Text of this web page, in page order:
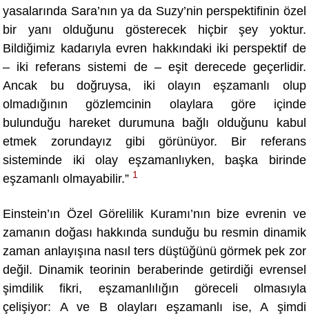
yasalarında Sara’nın ya da Suzy’nin perspektifinin özel
bir yanı olduğunu gösterecek hiçbir şey yoktur.
Bildiğimiz kadarıyla evren hakkındaki iki perspektif de
– iki referans sistemi de – eşit derecede geçerlidir.
Ancak bu doğruysa, iki olayın eşzamanlı olup
olmadığının gözlemcinin olaylara göre içinde
bulunduğu hareket durumuna bağlı olduğunu kabul
etmek zorundayız gibi görünüyor. Bir referans
sisteminde iki olay eşzamanlıyken, başka birinde
eşzamanlı olmayabilir.” 1
Einstein’ın Özel Görelilik Kuramı’nın bize evrenin ve
zamanın doğası hakkında sunduğu bu resmin dinamik
zaman anlayışına nası l ters düştüğünü görmek pek zor
değil. Dinamik teorinin beraberinde getirdiği evrensel
şimdilik fikri, eşzamanlılığın göreceli olmasıyla
çelişiyor: A ve B olayları eşzamanlı ise, A şimdi